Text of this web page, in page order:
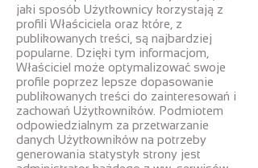
jaki sposób Użytkownicy korzystają z
profili Właściciela oraz które, z
publikowanych treści, są najbardziej
popularne. Dzięki tym informacjom,
Właściciel może optymalizować swoje
profile poprzez lepsze dopasowanie
publikowanych treści do zainteresowań i
zachowań Użytkowników. Podmiotem
odpowiedzialnym za przetwarzanie
danych Użytkowników na potrzeby
generowania statystyk strony jest